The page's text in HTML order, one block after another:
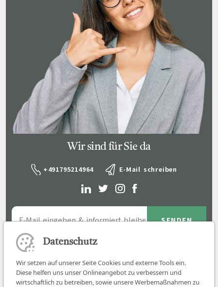
Wir sind für Sie da
+491795214964 E-Mail schreiben
Datenschutz
Wir setzen auf unserer Seite Cookies und externe Tools ein.
Diese helfen uns unser Onlineangebot zu verbessern und
wirtschaftlich zu betreiben, sowie unsere Werbemaßnahmen zu